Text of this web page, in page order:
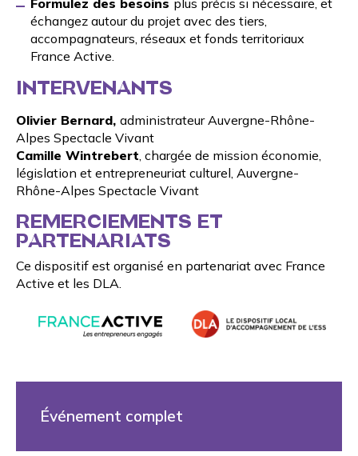
Formulez des besoins plus précis si nécessaire, et
échangez autour du projet avec des tiers,
accompagnateurs, réseaux et fonds territoriaux
France Active.
INTERVENANTS
Olivier Bernard, administrateur Auvergne-Rhône-
Alpes Spectacle Vivant
Camille Wintrebert, chargée de mission économie,
législation et entrepreneuriat culturel, Auvergne-
Rhône-Alpes Spectacle Vivant
REMERCIEMENTS ET
PARTENARIATS
Ce dispositif est organisé en partenariat avec France
Active et les DLA.
Événement complet